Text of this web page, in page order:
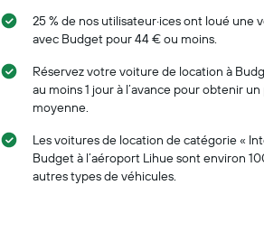
indiquent
mois
de
l'année
graphique,
25 % de nos utilisateur·ices ont loué une
avec Budget pour 44 € ou moins.
Réservez votre voiture de location à
au moins 1 jour à l’avance pour obtenir
moyenne.
Les voitures de location de catégorie «
Budget à l’aéroport Lihue sont environ
autres types de véhicules.